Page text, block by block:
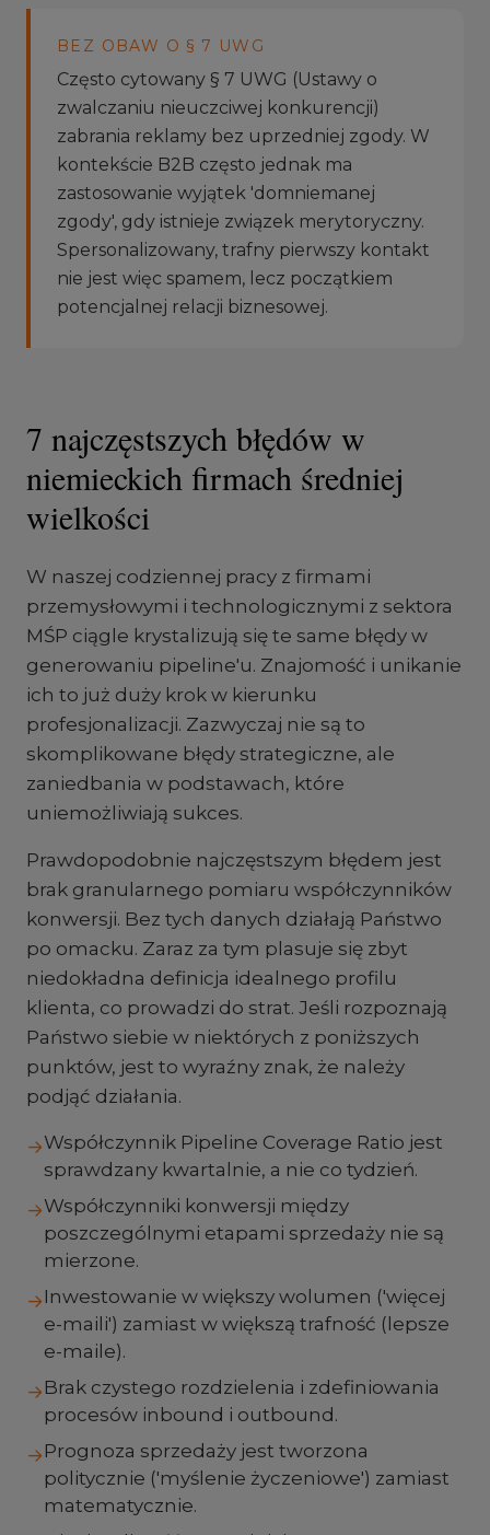
BEZ OBAW O § 7 UWG
Często cytowany § 7 UWG (Ustawy o
zwalczaniu nieuczciwej konkurencji)
zabrania reklamy bez uprzedniej zgody. W
kontekście B2B często jednak ma
zastosowanie wyjątek 'domniemanej
zgody', gdy istnieje związek merytoryczny.
Spersonalizowany, trafny pierwszy kontakt
nie jest więc spamem, lecz początkiem
potencjalnej relacji biznesowej.
7 najczęstszych błędów w
niemieckich firmach średniej
wielkości
W naszej codziennej pracy z firmami
przemysłowymi i technologicznymi z sektora
MŚP ciągle krystalizują się te same błędy w
generowaniu pipeline'u. Znajomość i unikanie
ich to już duży krok w kierunku
profesjonalizacji. Zazwyczaj nie są to
skomplikowane błędy strategiczne, ale
zaniedbania w podstawach, które
uniemożliwiają sukces.
Prawdopodobnie najczęstszym błędem jest
brak granularnego pomiaru współczynników
konwersji. Bez tych danych działają Państwo
po omacku. Zaraz za tym plasuje się zbyt
niedokładna definicja idealnego profilu
klienta, co prowadzi do strat. Jeśli rozpoznają
Państwo siebie w niektórych z poniższych
punktów, jest to wyraźny znak, że należy
podjąć działania.
→Współczynnik Pipeline Coverage Ratio jest
sprawdzany kwartalnie, a nie co tydzień.
→Współczynniki konwersji między
poszczególnymi etapami sprzedaży nie są
mierzone.
→Inwestowanie w większy wolumen ('więcej
e-maili') zamiast w większą trafność (lepsze
e-maile).
→Brak czystego rozdzielenia i zdefiniowania
procesów inbound i outbound.
→Prognoza sprzedaży jest tworzona
politycznie ('myślenie życzeniowe') zamiast
matematycznie.